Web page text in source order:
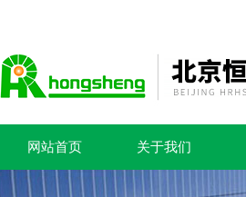
网站首页 关于我们